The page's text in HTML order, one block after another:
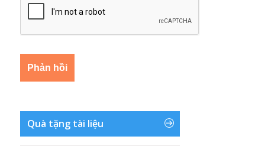
Quà tặng tài liệu